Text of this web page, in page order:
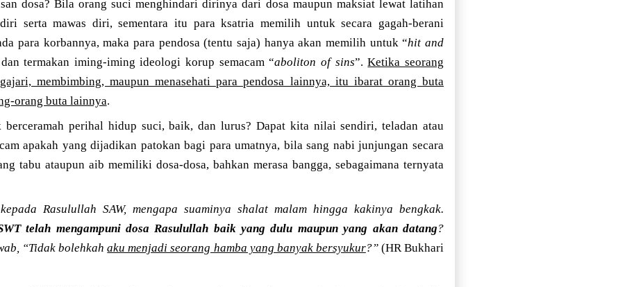
dosa? Bila orang suci menghindari dirinya dari dosa maupun maksiat lewat latihan
serta mawas diri, sementara itu para ksatria memilih untuk secara gagah-berani
para korbannya, maka para pendosa (tentu saja) hanya akan memilih untuk “hit and
termakan iming-iming ideologi korup semacam “aboliton of sins”.Ketika seorang
membimbing, maupun menasehati para pendosa lainnya, itu ibarat orang buta
orang buta lainnya.
berceramah perihal hidup suci, baik, dan lurus? Dapat kita nilai sendiri, teladan atau
apakah yang dijadikan patokan bagi para umatnya, bila sang nabi junjungan secara
tabu ataupun aib memiliki dosa-dosa, bahkan merasa bangga, sebagaimana ternyata
Rasulullah SAW, mengapa suaminya shalat malam hingga kakinya bengkak.
telah mengampuni dosa Rasulullah baik yang dulu maupun yang akan datang?
“Tidak bolehkahaku menjadi seorang hamba yang banyak bersyukur?” (HR Bukhari